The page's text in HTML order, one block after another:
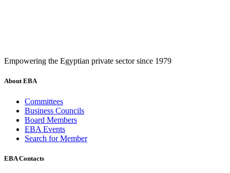
Empowering the Egyptian private sector since 1979
About EBA
Committees
Business Councils
Board Members
EBA Events
Search for Member
EBA Contacts